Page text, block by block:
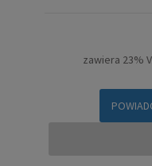
zawiera 23%